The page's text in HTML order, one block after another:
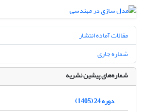
مقالات آماده انتشار
شماره جاری
شماره‌های پیشین نشریه
دوره 24 (1405)